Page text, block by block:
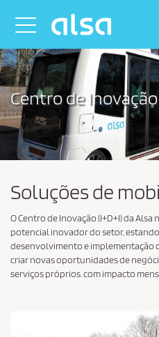
Skip to Main Content
Toggle navigation
Centro de Inovação
Soluções de
O Centro de Inovação (I+D+I) da
potencial inovador do setor,
desenvolvimento e implementação
criar novas oportunidades de
serviços próprios. com impacto